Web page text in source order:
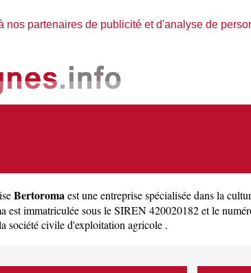
nos partenaires de publicité et d'analyse de
Bertoroma est uneentreprise spécialisée dans la
est immatriculée sous le SIREN 420020182 et le
société civile d'exploitation agricole .